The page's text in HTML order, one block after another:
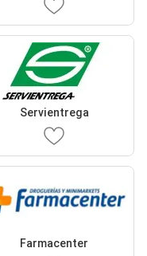
Servientrega
Farmacenter